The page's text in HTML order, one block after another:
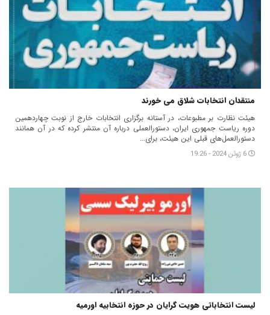
منتقدان انتخابات شلاق می خورند
هیئت نظارت بر مطبوعات، در آستانه برگزاری انتخابات خارج از نوبت چهاردهمین
دوره ریاست جمهوری ایران، دستورالعملی درباره آن منتشر کرده که در آن همانند
دستورالعمل‌های قبلی این هیئت، برای...
6 ژوئن 2024 - 19:26
لیست انتخاباتی هویت گرایان در حوزه انتخابیه اورمیه